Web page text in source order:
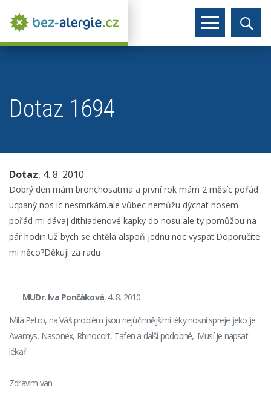
Dotaz 1694
Dotaz, 4. 8. 2010
Dobrý den mám bronchosatma a první rok mám 2 měsíc pořád
ucpaný nos ic nesmrkám.ale vůbec nemůžu dýchat nosem
pořád mi dávaj dithiadenové kapky do nosu,ale ty pomůžou na
pár hodin.Už bych se chtěla alspoň jednu noc vyspat.Doporučíte
mi něco?Děkuji za radu
MUDr. Iva Pončáková, 4. 8. 2010
Milá Petro, na Váš problém jsou nejúčinnějšími léky nosní spreje jeko je
Avamys, Nasonex, Rhinocort, Tafen a další podobné,. Musí je napsat
lékař.
Zdravím van